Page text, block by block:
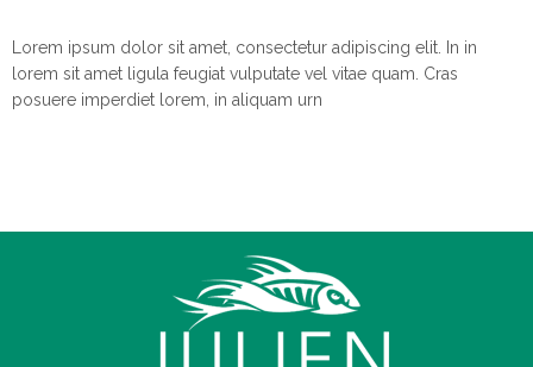
Lorem ipsum dolor sit amet, consectetur adipiscing elit. In in
lorem sit amet ligula feugiat vulputate vel vitae quam. Cras
posuere imperdiet lorem, in aliquam urn